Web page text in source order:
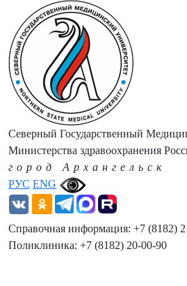
РУС ENG
Северный Государственный
Министерства здравоохранения
город Архангельск
Справочная информация: +7 (8182)
Поликлиника: +7 (8182) 20-00-90